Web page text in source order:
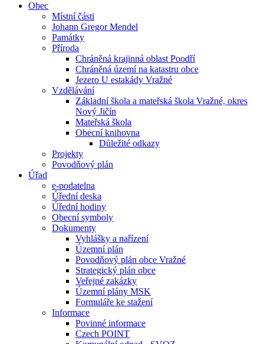
Obec
Místní části
Johann Gregor Mendel
Památky
Příroda
Chráněná krajinná oblast Poodří
Chráněná území na katastru obce
Jezero U estakády Vražné
Vzdělávání
Základní škola a mateřská škola Vražné, okres
Nový Jičín
Mateřská škola
Obecní knihovna
Důležité odkazy
Projekty
Povodňový plán
Úřad
e-podatelna
Úřední deska
Úřední hodiny
Obecní symboly
Dokumenty
Vyhlášky a nařízení
Územní plán
Povodňový plán obce Vražné
Strategický plán obce
Veřejné zakázky
Územní plány MSK
Formuláře ke stažení
Informace
Povinné informace
Czech POINT